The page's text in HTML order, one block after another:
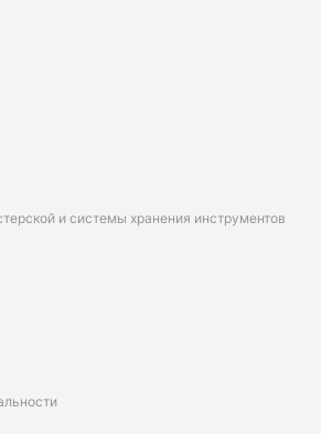
и системы хранения инструментов